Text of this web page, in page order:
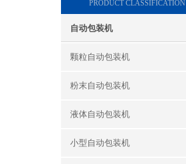
PRODUCT CLASSIFICATION
自动包装机
颗粒自动包装机
粉末自动包装机
液体自动包装机
小型自动包装机